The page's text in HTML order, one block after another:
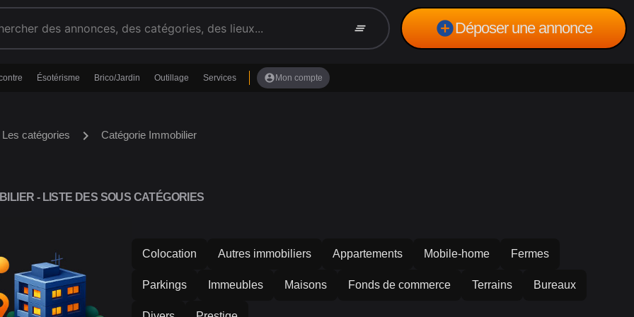
clear_all add_circleDéposer une annonce
Ésotérisme Brico/Jardin Outillage Services account_circle Mon compte
Les catégories chevron_right Catégorie Immobilier
- LISTE DES SOUS CATÉGORIES
Colocation Autres immobiliers Appartements Mobile-home Fermes
Parkings Immeubles Maisons Fonds de commerce Terrains Bureaux